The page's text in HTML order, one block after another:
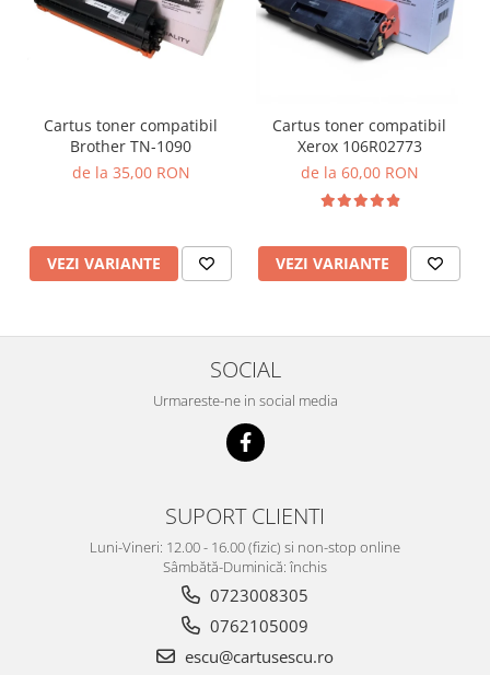
Cartus toner compatibil
Brother TN-1090
de la 35,00 RON
VEZI VARIANTE
Cartus toner compatibil
Xerox 106R02773
de la 60,00 RON
VEZI VARIANTE
SOCIAL
Urmareste-ne in social media
SUPORT CLIENTI
Luni-Vineri: 12.00 - 16.00 (fizic) si non-stop online
Sâmbătă-Duminică: închis
0723008305
0762105009
escu@cartusescu.ro